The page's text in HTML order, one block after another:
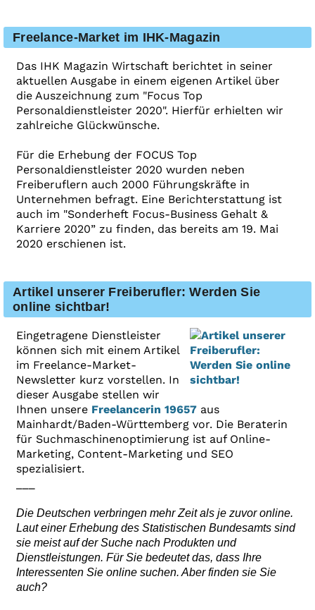
Freelance-Market im IHK-Magazin
Das IHK Magazin Wirtschaft berichtet in seiner
aktuellen Ausgabe in einem eigenen Artikel über
die Auszeichnung zum "Focus Top
Personaldienstleister 2020". Hierfür erhielten wir
zahlreiche Glückwünsche.
Für die Erhebung der FOCUS Top
Personaldienstleister 2020 wurden neben
Freiberuflern auch 2000 Führungskräfte in
Unternehmen befragt. Eine Berichterstattung ist
auch im "Sonderheft Focus-Business Gehalt &
Karriere 2020” zu finden, das bereits am 19. Mai
2020 erschienen ist.
Artikel unserer Freiberufler: Werden Sie
online sichtbar!
Eingetragene Dienstleister
können sich mit einem Artikel
im Freelance-Market-
Newsletter kurz vorstellen. In
dieser Ausgabe stellen wir
Ihnen unsere Freelancerin 19657 aus
Mainhardt/Baden-Württemberg vor. Die Beraterin
für Suchmaschinenoptimierung ist auf Online-
Marketing, Content-Marketing und SEO
spezialisiert.
Die Deutschen verbringen mehr Zeit als je zuvor online.
Laut einer Erhebung des Statistischen Bundesamts sind
sie meist auf der Suche nach Produkten und
Dienstleistungen. Für Sie bedeutet das, dass Ihre
Interessenten Sie online suchen. Aber finden sie Sie
auch?